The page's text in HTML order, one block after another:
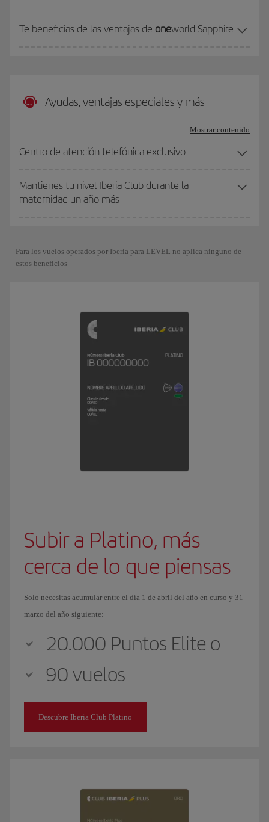
Te beneficias de las ventajas de oneworld Sapphire
Ayudas, ventajas especiales y más
Mostrar contenido
Centro de atención telefónica exclusivo
Mantienes tu nivel Iberia Club durante la
maternidad un año más
Para los vuelos operados por Iberia para LEVEL no aplica ninguno de
estos beneficios
Subir a Platino, más
cerca de lo que piensas
Solo necesitas acumular entre el día 1 de abril del año en curso y 31
marzo del año siguiente:
20.000 Puntos Elite o
90 vuelos
Descubre Iberia Club Platino